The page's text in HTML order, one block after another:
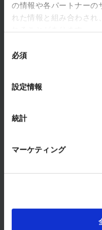
の情報や各パートナーの
れた情報と組み合わされ
必須
設定情報
統計
マーケティング
RYODENでは、エレ
ゆるお悩みを解決し
ソリューション